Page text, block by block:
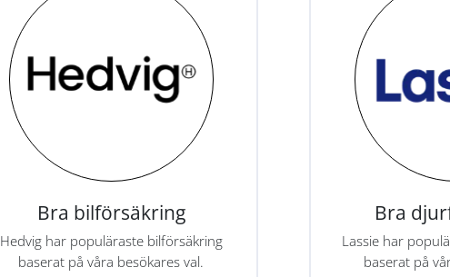
Bra bilförsäkring
Hedvig har populäraste bilförsäkring
baserat på våra besökares val.
Bra
Lassie har
baserat på